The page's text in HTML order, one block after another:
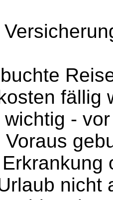
fällig
-
nicht